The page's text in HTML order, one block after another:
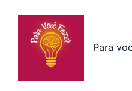
Para